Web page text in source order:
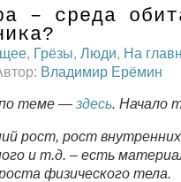
– среда
, Грёзы, Люди, На
Владимир Ерёмин
теме — здесь. Начало
рост, рост
и т.д. – есть
физического тела.